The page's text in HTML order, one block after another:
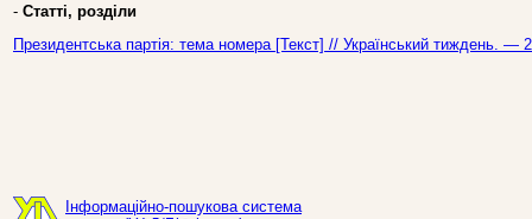
- Статті, розділи
Президентська партія: тема номера [Текст] // Український
Інформаційно-пошукова система